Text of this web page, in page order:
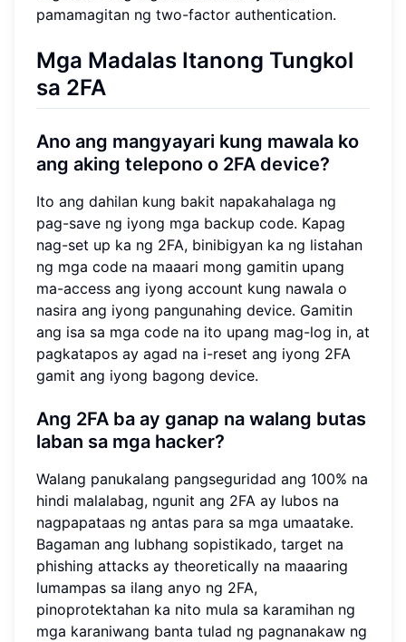
pamamagitan ng two-factor authentication.
Mga Madalas Itanong Tungkol
sa 2FA
Ano ang mangyayari kung mawala ko
ang aking telepono o 2FA device?
Ito ang dahilan kung bakit napakahalaga ng
pag-save ng iyong mga backup code. Kapag
nag-set up ka ng 2FA, binibigyan ka ng listahan
ng mga code na maaari mong gamitin upang
ma-access ang iyong account kung nawala o
nasira ang iyong pangunahing device. Gamitin
ang isa sa mga code na ito upang mag-log in, at
pagkatapos ay agad na i-reset ang iyong 2FA
gamit ang iyong bagong device.
Ang 2FA ba ay ganap na walang butas
laban sa mga hacker?
Walang panukalang pangseguridad ang 100% na
hindi malalabag, ngunit ang 2FA ay lubos na
nagpapataas ng antas para sa mga umaatake.
Bagaman ang lubhang sopistikado, target na
phishing attacks ay theoretically na maaaring
lumampas sa ilang anyo ng 2FA,
pinoprotektahan ka nito mula sa karamihan ng
mga karaniwang banta tulad ng pagnanakaw ng